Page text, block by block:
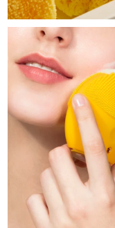
Litauen
Luxemburg
Macau
Malaysia
Malta
Mexiko
Monaco